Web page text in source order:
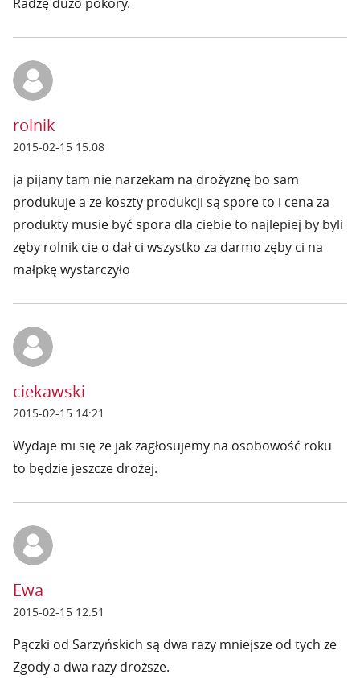
rolnik
2015-02-15 15:08
ja pijany tam nie narzekam na drożyznę bo sam
produkuje a ze koszty produkcji są spore to i cena za
produkty musie być spora dla ciebie to najlepiej by byli
zęby rolnik cie o dał ci wszystko za darmo zęby ci na
małpkę wystarczyło
ciekawski
2015-02-15 14:21
Wydaje mi się że jak zagłosujemy na osobowość roku
to będzie jeszcze drożej.
Ewa
2015-02-15 12:51
Pączki od Sarzyńskich są dwa razy mniejsze od tych ze
Zgody a dwa razy droższe.